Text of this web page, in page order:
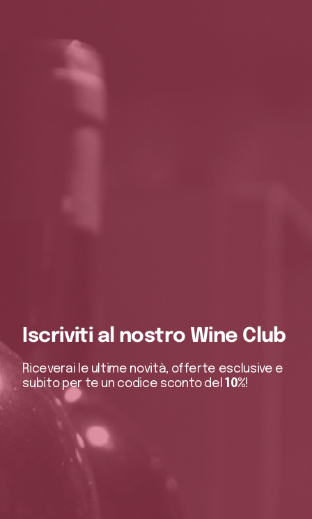
Iscriviti al nostro Wine Club
Riceverai le ultime novità, offerte esclusive e
subito per te un codice sconto del10%!